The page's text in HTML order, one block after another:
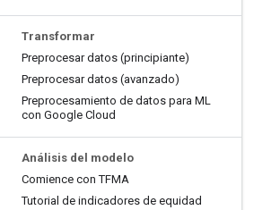
Transformar
Preprocesar datos (principiante)
Preprocesar datos (avanzado)
Preprocesamiento de datos para ML
con Google Cloud
Análisis del modelo
Comience con TFMA
Tutorial de indicadores de equidad